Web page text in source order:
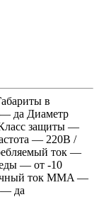
в
— да Диаметр
защиты —
— 220В /
ток —
— от -10
ток MMA —
— да